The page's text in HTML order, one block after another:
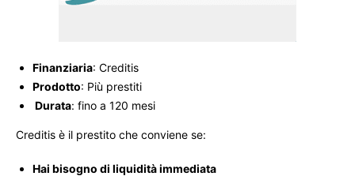
Finanziaria: Creditis
Prodotto: Più prestiti
Durata: fino a 120 mesi
Creditis è il prestito che conviene se:
Hai bisogno di liquidità immediata